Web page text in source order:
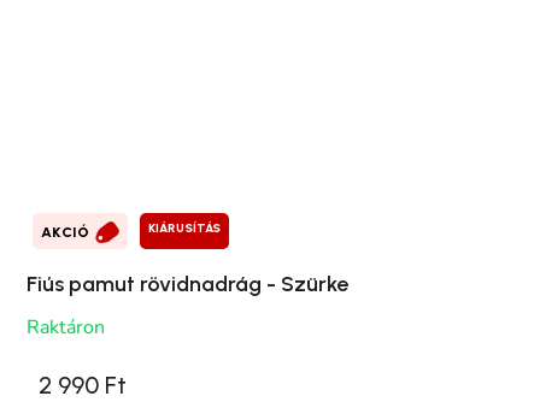
AKCIÓ KIÁRUSÍTÁS
Fiús pamut rövidnadrág - Szürke
Raktáron
2 990 Ft